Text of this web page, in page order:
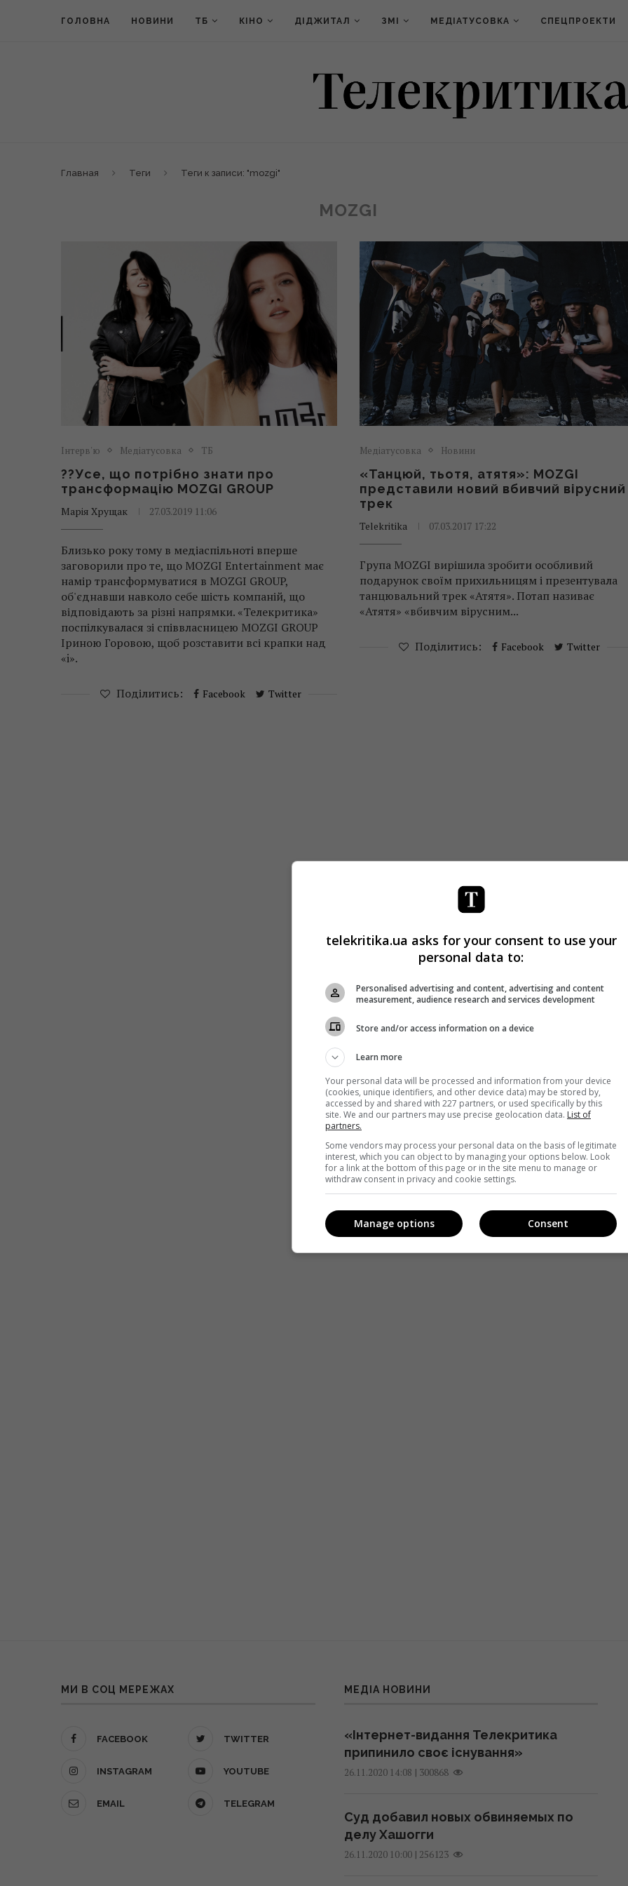
ГОЛОВНА НОВИНИ ТБ КІНО ДІДЖИТАЛ ЗМІ МЕДІАТУСОВКА СПЕЦПРОЕКТИ
Главная Теги Теги к записи: "mozgi"
MOZGI
Інтерв'ю Медіатусовка ТБ
??Усе, що потрібно знати про
трансформацію MOZGI GROUP
Марія Хрущак 27.03.2019 11:06
Близько року тому в медіаспільноті вперше
заговорили про те, що MOZGI Entertainment має
намір трансформуватися в MOZGI GROUP,
об'єднавши навколо себе шість компаній, що
відповідають за різні напрямки. «Телекритика»
поспілкувалася зі співвласницею MOZGI GROUP
Іриною Горовою, щоб розставити всі крапки над
«i».
Поділитись: Facebook Twitter
Медіатусовка Новини
«Танцюй, тьотя, атятя»: MOZGI
представили новий вбивчий вірусний
трек
Telekritika 07.03.2017 17:22
Група MOZGI вирішила зробити особливий
подарунок своїм прихильницям і презентувала
танцювальний трек «Атятя». Потап називає
«Атятя» «вбивчим вірусним...
Поділитись: Facebook Twitter
МИ В СОЦ МЕРЕЖАХ
FACEBOOK TWITTER
INSTAGRAM YOUTUBE
EMAIL TELEGRAM
МЕДІА НОВИНИ
«Інтернет-видання Телекритика
припинило своє існування»
26.11.2020 14:08 | 300868
Суд добавил новых обвиняемых по
делу Хашогги
26.11.2020 10:00| 256123
telekritika.ua asks for your consent to use your
personal data to:
Personalised advertising and content, advertising and content
measurement, audience research and services development
Store and/or access information on a device
Learn more
Your personal data will be processed and information from your device
(cookies, unique identifiers, and other device data) may be stored by,
accessed by and shared with 227 partners, or used specifically by this
site. We and our partners may use precise geolocation data. List of
partners.
Some vendors may process your personal data on the basis of legitimate
interest, which you can object to by managing your options below. Look
for a link at the bottom of this page or in the site menu to manage or
withdraw consent in privacy and cookie settings.
Consent
Manage options